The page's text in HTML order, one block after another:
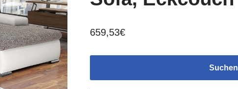
659,53€
Suchen